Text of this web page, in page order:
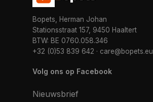
Bopets, Herman Johan
Stationsstraat 157, 9450 Haaltert
BTW: BE 0760.058.346
+32 (0)53 839 642 · care@bopets.eu
Volg ons op Facebook
Nieuwsbrief